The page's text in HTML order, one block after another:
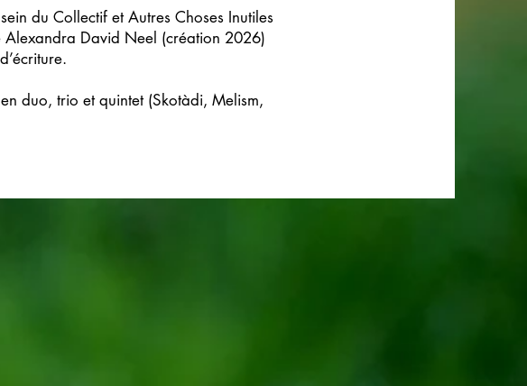
du Collectif et Autres Choses Inutiles
Alexandra David Neel (création 2026)
duo, trio et quintet (Skotàdi, Melism,